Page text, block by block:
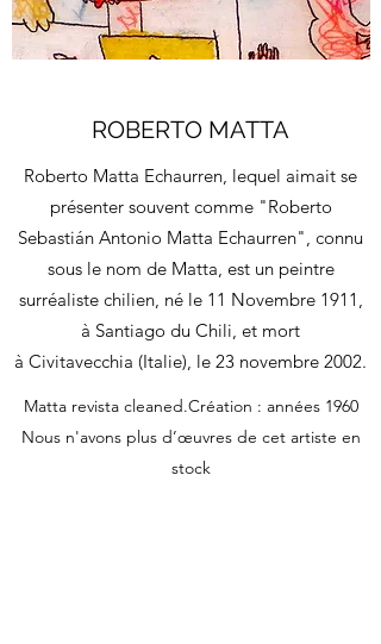
ROBERTO MATTA
Roberto Matta Echaurren, lequel aimait se
présenter souvent comme "Roberto
Sebastián Antonio Matta Echaurren", connu
sous le nom de Matta, est un peintre
surréaliste chilien, né le 11 Novembre 1911,
à Santiago du Chili, et mort
à Civitavecchia (Italie), le 23 novembre 2002.
Matta revista cleaned.Création : années 1960
Nous n'avons plus d’œuvres de cet artiste en
stock